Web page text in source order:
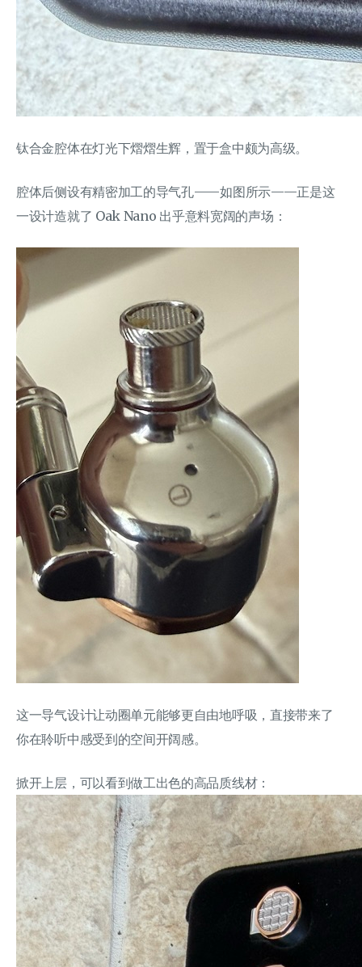
钛合金腔体在灯光下熠熠生辉，置于盒中颇为高级。
腔体后侧设有精密加工的导气孔——如图所示——正是这
一设计造就了 Oak Nano 出乎意料宽阔的声场：
这一导气设计让动圈单元能够更自由地呼吸，直接带来了
你在聆听中感受到的空间开阔感。
掀开上层，可以看到做工出色的高品质线材：